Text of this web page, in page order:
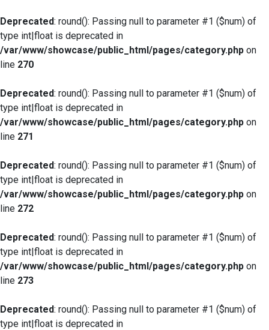
Deprecated: round(): Passing null to parameter #1 ($num) of
type int|float is deprecated in
/var/www/showcase/public_html/pages/category.php on
line 270
Deprecated: round(): Passing null to parameter #1 ($num) of
type int|float is deprecated in
/var/www/showcase/public_html/pages/category.php on
line 271
Deprecated: round(): Passing null to parameter #1 ($num) of
type int|float is deprecated in
/var/www/showcase/public_html/pages/category.php on
line 272
Deprecated: round(): Passing null to parameter #1 ($num) of
type int|float is deprecated in
/var/www/showcase/public_html/pages/category.php on
line 273
Deprecated: round(): Passing null to parameter #1 ($num) of
type int|float is deprecated in